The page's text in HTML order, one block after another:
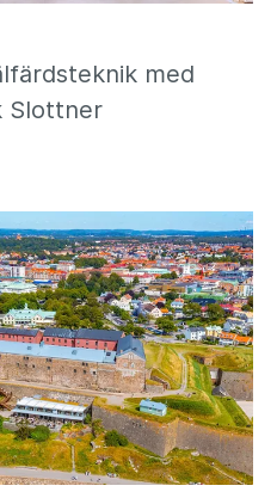
med
Slottner